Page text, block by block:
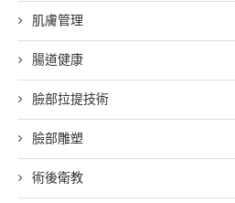
肌膚管理
腸道健康
臉部拉提技術
臉部雕塑
術後衛教